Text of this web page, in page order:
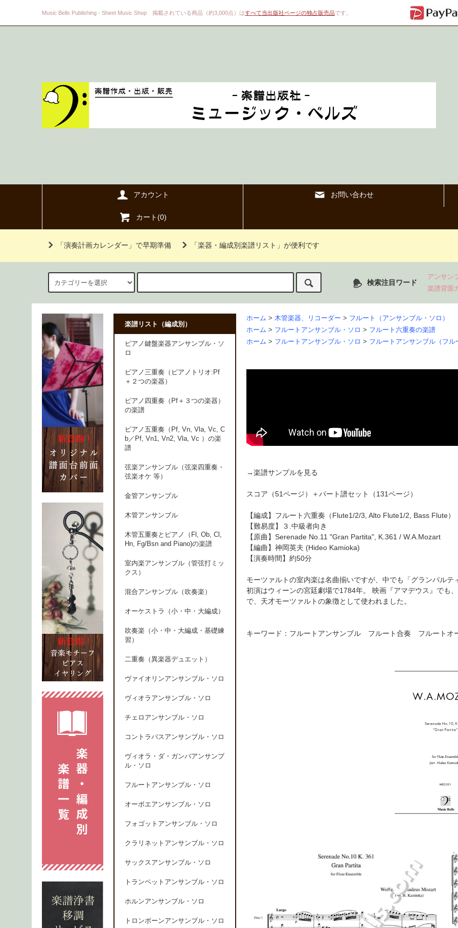
Music Bells Publishing - Sheet Music Shop 掲載されている商品（約3,000点）はすべて当出版社ページの独占販売品です。
アカウント お問い合わせ
カート(0)
「演奏計画カレンダー」で早期準備 「楽器・編成別楽譜リスト」が便利です
検索注目ワード
アンサン
楽譜背面
ホーム > 木管楽器、リコーダー > フルート（アンサンブル・ソロ）
ホーム > フルートアンサンブル・ソロ > フルート六重奏の楽譜
ホーム > フルートアンサンブル・ソロ > フルートアンサンブル（フ
→楽譜サンプルを見る
スコア（51ページ）＋パート譜セット（131ページ）
【編成】 フルート六重奏 （Flute1/2/3, Alto Flute1/2, Bass Flute）
【難易度】３.中級者向き
【原曲】Serenade No.11 "Gran Partita", K.361 / W.A.Mozart
【編曲】 神岡英夫 (Hideo Kamioka)
【演奏時間】約50分
モーツァルトの室内楽は名曲揃いですが、中でも「グランパル
初演はウィーンの宮廷劇場で1784年。 映画『アマデウス』でも
で、天才モーツァルトの象徴として使われました。
キーワード：フルートアンサンブル フルート合奏 フルート
楽譜リスト（編成別）
ピアノ鍵盤楽器アンサンブル・ソ
ロ
ピアノ三重奏（ピアノトリオ:Pf
＋２つの楽器）
ピアノ四重奏（Pf＋３つの楽器）
の楽譜
ピアノ五重奏（Pf, Vn, Vla, Vc, C
b／Pf, Vn1, Vn2, Vla, Vc ）の楽
譜
弦楽アンサンブル（弦楽四重奏・
弦楽オケ 等）
金管アンサンブル
木管アンサンブル
木管五重奏とピアノ（Fl, Ob, Cl,
Hn, Fg/Bsn and Piano)の楽譜
室内楽アンサンブル（管弦打ミッ
クス）
混合アンサンブル（吹奏楽）
オーケストラ（小・中・大編成）
吹奏楽（小・中・大編成・基礎練
習）
二重奏（異楽器デュエット）
ヴァイオリンアンサンブル・ソロ
ヴィオラアンサンブル・ソロ
チェロアンサンブル・ソロ
コントラバスアンサンブル・ソロ
ヴィオラ・ダ・ガンバアンサンブ
ル・ソロ
フルートアンサンブル・ソロ
オーボエアンサンブル・ソロ
フォゴットアンサンブル・ソロ
クラリネットアンサンブル・ソロ
サックスアンサンブル・ソロ
トランペットアンサンブル・ソロ
ホルンアンサンブル・ソロ
トロンボーンアンサンブル・ソロ